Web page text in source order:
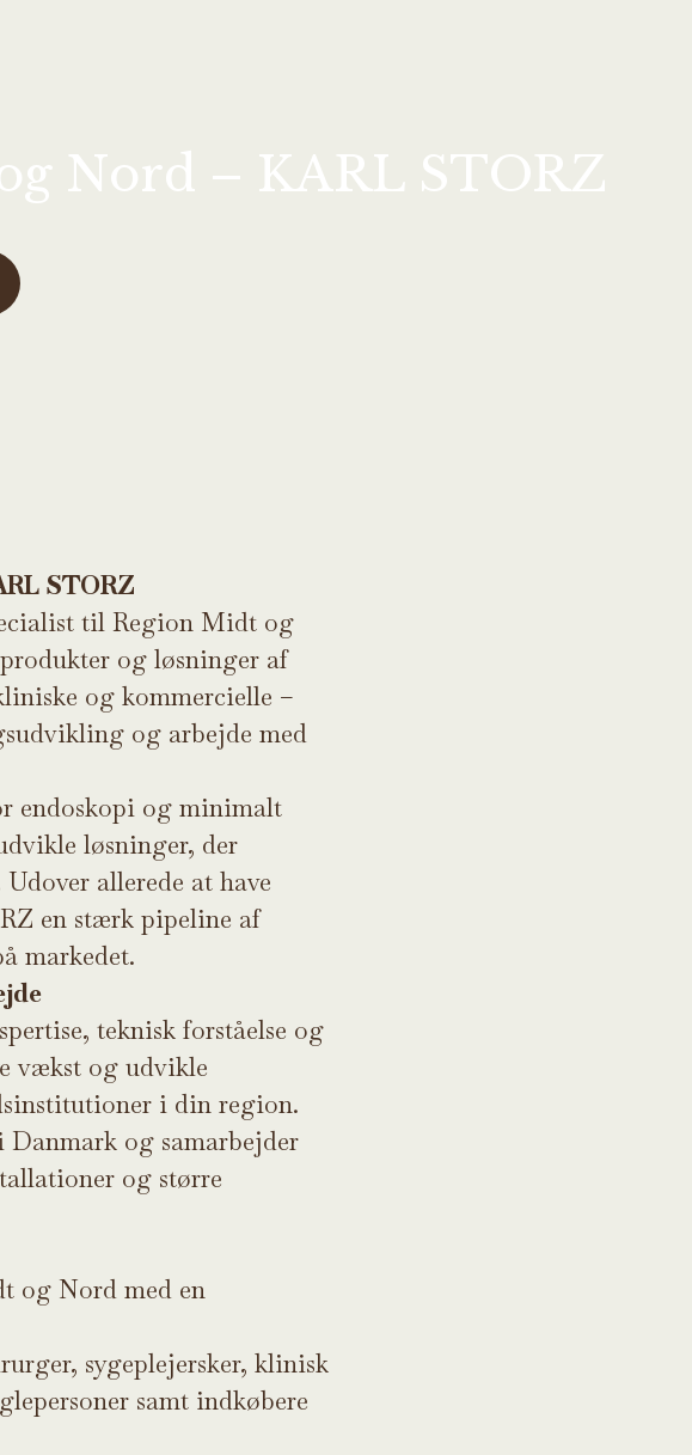
Nord – KARL STORZ
STORZ
til Region Midt og
og løsninger af
og kommercielle –
og arbejde med
endoskopi og minimalt
løsninger, der
allerede at have
en stærk pipeline af
markedet.
teknisk forståelse og
vækst og udvikle
i din region.
og samarbejder
og større
og Nord med en
sygeplejersker, klinisk
samt indkøbere